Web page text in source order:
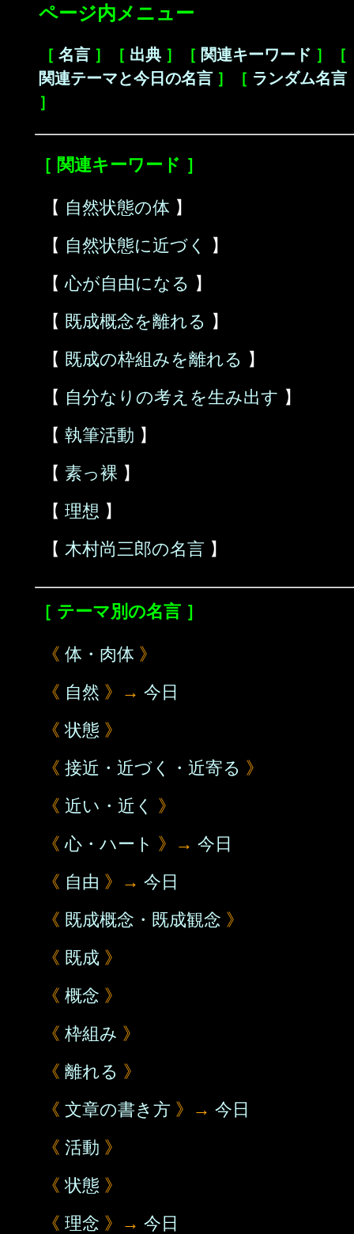
ページ内メニュー
［ 名言 ］［ 出典 ］［ 関連キーワード ］［
関連テーマと今日の名言 ］［ ランダム名言
］
［ 関連キーワード ］
【 自然状態の体 】
【 自然状態に近づく
】
【心が自由になる 】
【 既成概念を離れる 】
【 既成の枠組みを離れる 】
【 自分なりの考えを生み出す 】
【 執筆活動 】
【 素っ裸 】
【 理想 】
【 木村尚三郎の名言 】
［ テーマ別の名言 ］
《 体・肉体 》
《 自然 》→ 今日
《状態 》
《 接近・近づく・近寄る 》
《 近い・近く
》
《心・ハート 》→ 今日
《 自由 》→ 今日
《 既成概念・既成観念 》
《 既成 》
《 概念 》
《 枠組み 》
《 離れる 》
《 文章の書き方 》→ 今日
《 活動 》
《状態 》
《 理念 》→ 今日